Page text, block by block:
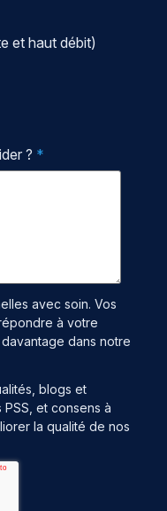
et haut débit)
? *
avec soin. Vos
à votre
dans notre
blogs et
et consens à
la qualité de nos